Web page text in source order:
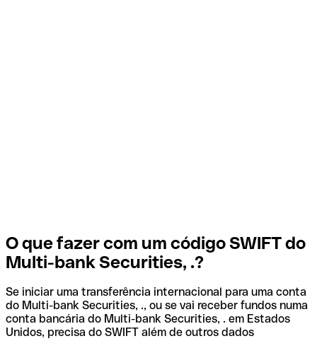
O que fazer com um código SWIFT do
Multi-bank Securities, .?
Se iniciar uma transferência internacional para uma conta
do Multi-bank Securities, ., ou se vai receber fundos numa
conta bancária do Multi-bank Securities, . em Estados
Unidos, precisa do SWIFT além de outros dados